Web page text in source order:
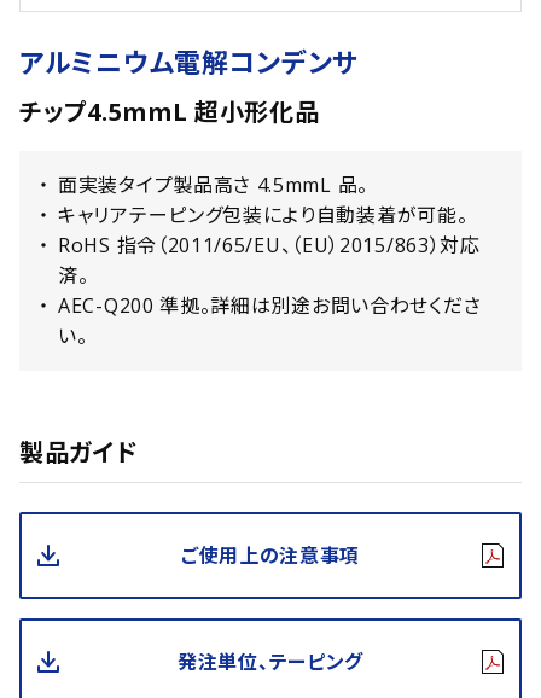
アルミニウム電解コンデンサ
チップ4.5mmL 超小形化品
面実装タイプ製品高さ 4.5mmL 品。
キャリアテーピング包装により自動装着が可能。
RoHS 指令（2011/65/EU、（EU）2015/863）対応
済。
AEC-Q200 準拠。詳細は別途お問い合わせくださ
い。
製品ガイド
ご使用上の注意事項
発注単位、テーピング